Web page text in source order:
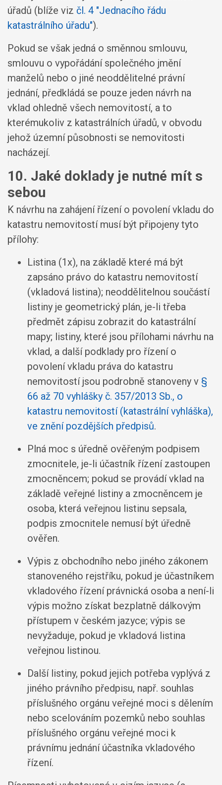
úřadů (blíže viz čl. 4 "Jednacího řádu
katastrálního úřadu").
Pokud se však jedná o směnnou smlouvu,
smlouvu o vypořádání společného jmění
manželů nebo o jiné neoddělitelné právní
jednání, předkládá se pouze jeden návrh na
vklad ohledně všech nemovitostí, a to
kterémukoliv z katastrálních úřadů, v obvodu
jehož územní působnosti se nemovitosti
nacházejí.
10. Jaké doklady je nutné mít s
sebou
K návrhu na zahájení řízení o povolení vkladu do
katastru nemovitostí musí být připojeny tyto
přílohy:
Listina (1x), na základě které má být
zapsáno právo do katastru nemovitostí
(vkladová listina); neoddělitelnou součástí
listiny je geometrický plán, je-li třeba
předmět zápisu zobrazit do katastrální
mapy; listiny, které jsou přílohami návrhu na
vklad, a další podklady pro řízení o
povolení vkladu práva do katastru
nemovitostí jsou podrobně stanoveny v §
66 až 70 vyhlášky č. 357/2013 Sb., o
katastru nemovitostí (katastrální vyhláška),
ve znění pozdějších předpisů.
Plná moc s úředně ověřeným podpisem
zmocnitele, je-li účastník řízení zastoupen
zmocněncem; pokud se provádí vklad na
základě veřejné listiny a zmocněncem je
osoba, která veřejnou listinu sepsala,
podpis zmocnitele nemusí být úředně
ověřen.
Výpis z obchodního nebo jiného zákonem
stanoveného rejstříku, pokud je účastníkem
vkladového řízení právnická osoba a není-li
výpis možno získat bezplatně dálkovým
přístupem v českém jazyce; výpis se
nevyžaduje, pokud je vkladová listina
veřejnou listinou.
Další listiny, pokud jejich potřeba vyplývá z
jiného právního předpisu, např. souhlas
příslušného orgánu veřejné moci s dělením
nebo scelováním pozemků nebo souhlas
příslušného orgánu veřejné moci k
právnímu jednání účastníka vkladového
řízení.